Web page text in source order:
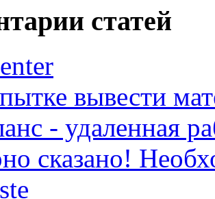
статей
вывести
- удаленная
сказано!